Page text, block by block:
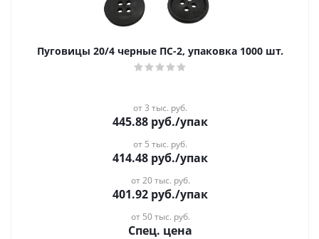
Пуговицы 20/4 черные ПС-2, упаковка 1000 шт.
от 3 тыс. руб.
445.88 руб./упак
от 5 тыс. руб.
414.48 руб./упак
от 20 тыс. руб.
401.92 руб./упак
от 50 тыс. руб.
Спец. цена